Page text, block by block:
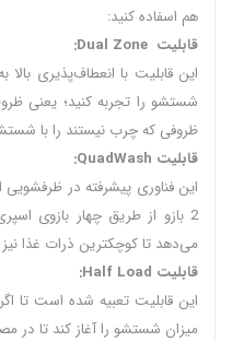
هم اسفاده کنید:
قابلیت Dual Zone:
این قابلیت با انعطاف‌پذیری
شستشو را تجربه کنید؛ یعنی
ظروفی که چرب نیستند را با
قابلیت QuadWash:
2 بازو از طریق چهار بازوی
می‌دهد تا کوچکترین ذرات غذا
قابلیت Half Load:
این قابلیت تعبیه شده است تا
میزان شستشو را آغاز کند تا